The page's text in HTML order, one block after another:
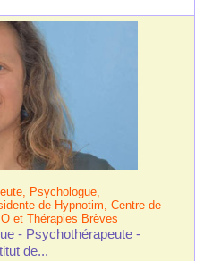
Psychologue,
de Hypnotim, Centre de
et Thérapies Brèves
- Psychothérapeute -
de...